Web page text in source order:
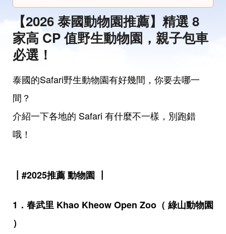
【2026 泰國動物園推薦】精選 8
家高 CP 值野生動物園，親子包車
必選！
泰國的Safari野生動物園有好幾間，你要去哪一
間？
介紹一下各地的 Safari 有什麼不一樣，別跑錯
哦！
┃#2025推薦 動物園 ┃
1．春武里 Khao Kheow Open Zoo（ 綠山動物園
）